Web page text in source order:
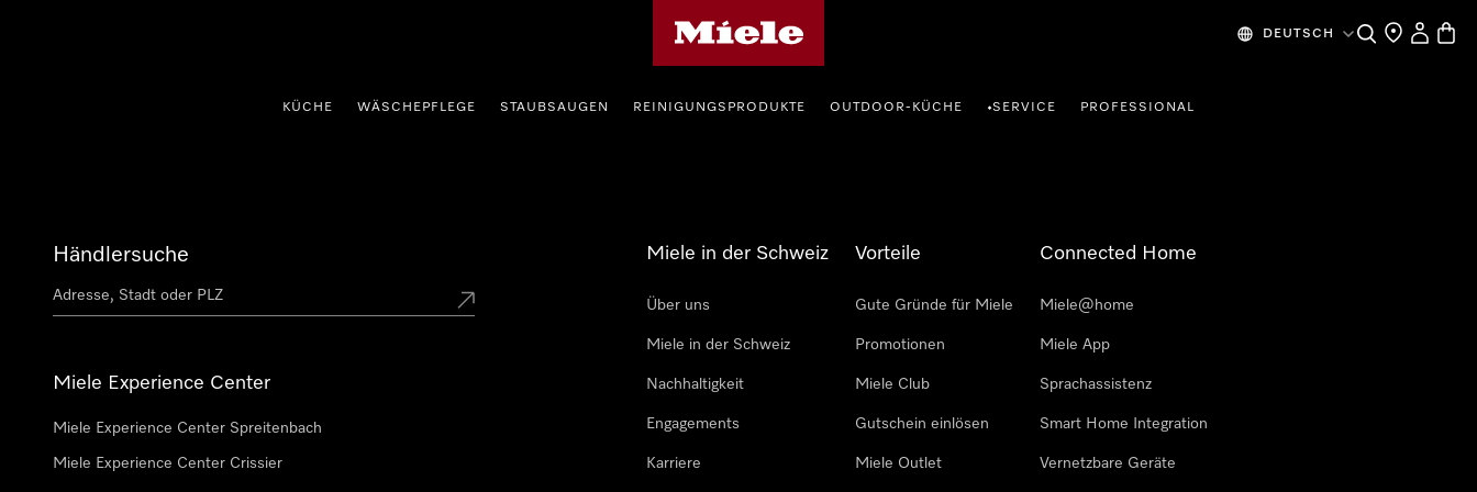
DEUTSCH SucheHändlersuche
Mein
KÜCHE WÄSCHEPFLEGE STAUBSAUGEN REINIGUNGSPRODUKTE OUTDOOR-KÜCHE •SERVICE PROFESSIONAL
Händlersuche
Miele Experience Center
Miele Experience Center Spreitenbach
Miele Experience Center Crissier
Miele in der Schweiz
Über uns
Miele in der Schweiz
Nachhaltigkeit
Engagements
Karriere
Vorteile
Gute Gründe für Miele
Promotionen
Miele Club
Gutschein einlösen
Miele Outlet
Connected Home
Miele@home
Miele App
Sprachassistenz
Smart Home Integration
Vernetzbare Geräte